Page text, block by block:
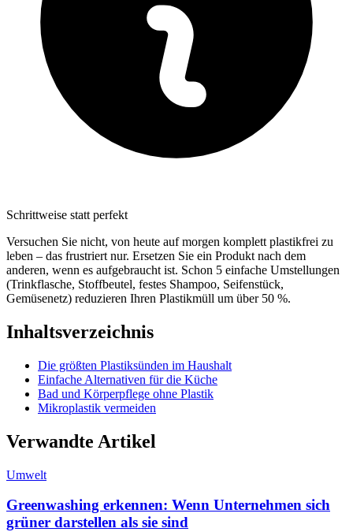
Schrittweise statt perfekt
Versuchen Sie nicht, von heute auf morgen komplett plastikfrei zu
leben – das frustriert nur. Ersetzen Sie ein Produkt nach dem
anderen, wenn es aufgebraucht ist. Schon 5 einfache Umstellungen
(Trinkflasche, Stoffbeutel, festes Shampoo, Seifenstück,
Gemüsenetz) reduzieren Ihren Plastikmüll um über 50 %.
Inhaltsverzeichnis
Die größten Plastiksünden im Haushalt
Einfache Alternativen für die Küche
Bad und Körperpflege ohne Plastik
Mikroplastik vermeiden
Verwandte Artikel
Umwelt
Greenwashing erkennen: Wenn Unternehmen sich
grüner darstellen als sie sind